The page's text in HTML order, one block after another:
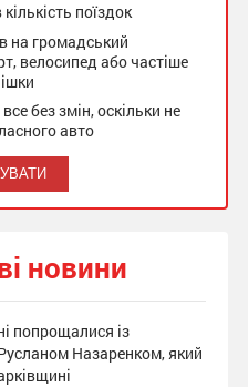
поїздок
на громадський
велосипед або частіше
без змін, оскільки не
авто
новини
попрощалися із
Назаренком, який